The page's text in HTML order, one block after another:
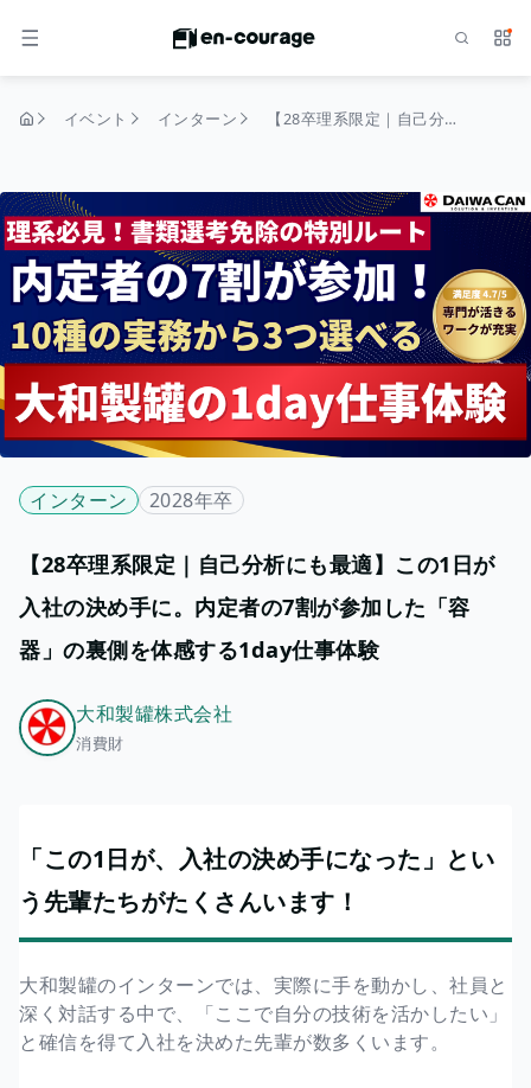
メニュー サ
イベント インターン 【28卒理系限定｜自己分析にも最適】この1日が入社の決め手に。内定者の7割が参加した「容器」の裏側を体感する1day仕事体験
インターン 2028年卒
【28卒理系限定｜自己分析にも最適】この1日が
入社の決め手に。内定者の7割が参加した「容
器」の裏側を体感する1day仕事体験
大和製罐株式会社
消費財
「この1日が、入社の決め手になった」とい
う先輩たちがたくさんいます！
大和製罐のインターンでは、実際に手を動かし、社員と
深く対話する中で、「ここで自分の技術を活かしたい」
と確信を得て入社を決めた先輩が数多くいます。